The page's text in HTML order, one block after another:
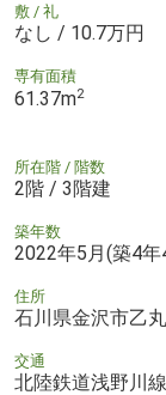
敷 / 礼
なし / 10.7万円
専有面積
61.37m2
所在階 / 階数
2階 / 3階建
築年数
2022年5月(築4年
住所
石川県金沢市乙
交通
北陸鉄道浅野川